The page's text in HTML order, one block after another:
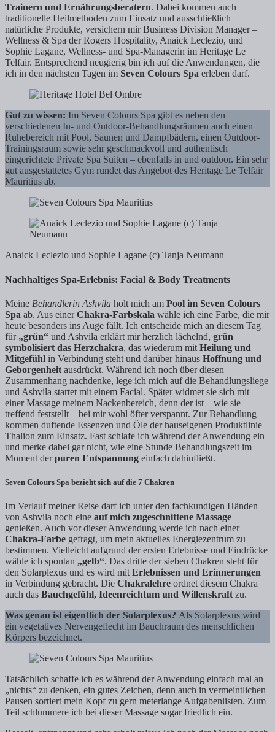
Trainern und Ernährungsberatern. Dabei kommen auch
traditionelle Heilmethoden zum Einsatz und ausschließlich
natürliche Produkte, versichern mir Business Division Manager –
Wellness & Spa der Rogers Hospitality, Anaick Leclezio, und
Sophie Lagane, Wellness- und Spa-Managerin im Heritage Le
Telfair. Entsprechend neugierig bin ich auf die Anwendungen, die
ich in den nächsten Tagen im Seven Colours Spa erleben darf.
Gut zu wissen: Im Seven Colours Spa gibt es neben den
verschiedenen In- und Outdoor-Behandlungsräumen auch einen
Ruhebereich mit Pool, Saunen und Dampfbädern, einen Outdoor-
Trainingsraum sowie sehr geschmackvoll und authentisch
eingerichtete Private Spa Suiten – ebenfalls in und outdoor. Ein sehr
gut ausgestattetes Gym rundet das Angebot des Heritage Le Telfair
Mauritius ab.
Anaick Leclezio und Sophie Lagane (c) Tanja Neumann
Nachhaltiges Spa-Erlebnis: Facial & Body Treatments
Meine Behandlerin Ashvila holt mich am Pool im Seven Colours
Spa ab. Aus einerChakra-Farbskala wähle ich eine Farbe, die mir
heute besonders ins Auge fällt. Ich entscheide mich an diesem Tag
für „grün“ und Ashvila erklärt mir herzlich lächelnd, grün
symbolisiert das Herzchakra, das wiederum mit Heilung und
Mitgefühl in Verbindung steht und darüber hinaus Hoffnung und
Geborgenheit ausdrückt. Während ich noch über diesen
Zusammenhang nachdenke, lege ich mich auf die Behandlungsliege
und Ashvila startet mit einem Facial. Später widmet sie sich mit
einer Massage meinem Nackenbereich, denn der ist – wie sie
treffend feststellt – bei mir wohl öfter verspannt. Zur Behandlung
kommen duftende Essenzen und Öle der hauseigenen Produktlinie
Thalion zum Einsatz. Fast schlafe ich während der Anwendung ein
und merke dabei gar nicht, wie eine Stunde Behandlungszeit im
Moment derpuren Entspannung einfach dahinfließt.
Seven Colours Spa bezieht sich auf die 7 Chakren
Im Verlauf meiner Reise darf ich unter den fachkundigen Händen
von Ashvila noch eine auf mich zugeschnittene Massage
genießen. Auch vor dieser Anwendung werde ich nach einer
Chakra-Farbe gefragt, um mein aktuelles Energiezentrum zu
bestimmen. Vielleicht aufgrund der ersten Erlebnisse und Eindrücke
wähle ich spontan „gelb“. Das dritte der sieben Chakren steht für
den Solarplexus und es wird mit Erlebnissen und Erinnerungen
in Verbindung gebracht. Die Chakralehre ordnet diesem Chakra
auch das Bauchgefühl, Ideenreichtum und Willenskraft zu.
Was genau ist eigentlich der Solarplexus? Als Solarplexus wird
ein vegetatives Nervengeflecht im Bauchraum des menschlichen
Körpers bezeichnet.
Tatsächlich schaffe ich es während der Anwendung einfach mal an
„nichts“ zu denken, ein gutes Zeichen, denn auch in vermeintlichen
Pausen sortiert mein Kopf zu gern meterlange Aufgabenlisten. Zum
Teil schlummere ich bei dieser Massage sogar friedlich ein.